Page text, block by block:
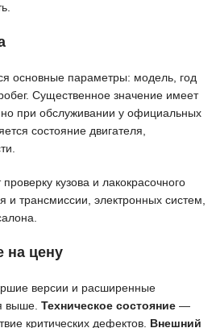
основные параметры: модель, год
Существенное значение имеет
при обслуживании у официальных
состояние двигателя,
кузова и лакокрасочного
и трансмиссии, электронных систем,
на цену
версии и расширенные
выше. Техническое состояние —
критических дефектов. Внешний